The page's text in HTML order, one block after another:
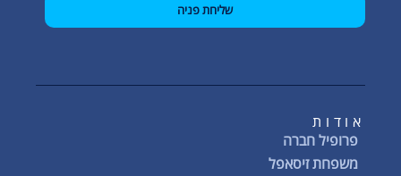
שליחת פניה
אודות
פרופיל חברה
משפחת זיסאפל